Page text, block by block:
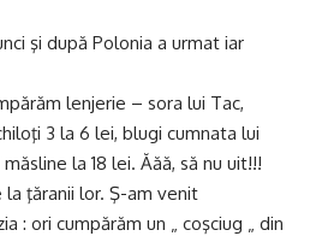
şi după Polonia a urmat iar
lenjerie – sora lui Tac,
3 la 6 lei, blugi cumnata lui
la 18 lei. Ăăă, să nu uit!!!
la ţăranii lor. Ş-am venit
: ori cumpărăm un „ coşciug „ din